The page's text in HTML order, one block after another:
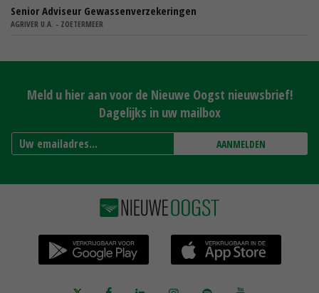
Senior Adviseur Gewassenverzekeringen
AGRIVER U.A. - ZOETERMEER
Meld u hier aan voor de Nieuwe Oogst nieuwsbrief!
Dagelijks in uw mailbox
AANMELDEN